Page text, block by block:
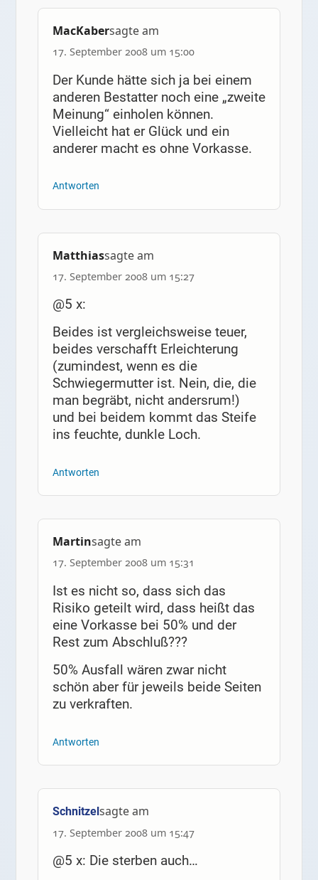
MacKabersagte am
17. September 2008 um 15:00
Der Kunde hätte sich ja bei einem
anderen Bestatter noch eine „zweite
Meinung“ einholen können.
Vielleicht hat er Glück und ein
anderer macht es ohne Vorkasse.
Antworten
Matthiassagte am
17. September 2008 um 15:27
@5 x:
Beides ist vergleichsweise teuer,
beides verschafft Erleichterung
(zumindest, wenn es die
Schwiegermutter ist. Nein, die, die
man begräbt, nicht andersrum!)
und bei beidem kommt das Steife
ins feuchte, dunkle Loch.
Antworten
Martinsagte am
17. September 2008 um 15:31
Ist es nicht so, dass sich das
Risiko geteilt wird, dass heißt das
eine Vorkasse bei 50% und der
Rest zum Abschluß???
50% Ausfall wären zwar nicht
schön aber für jeweils beide Seiten
zu verkraften.
Antworten
Schnitzelsagte am
17. September 2008 um 15:47
@5 x: Die sterben auch…